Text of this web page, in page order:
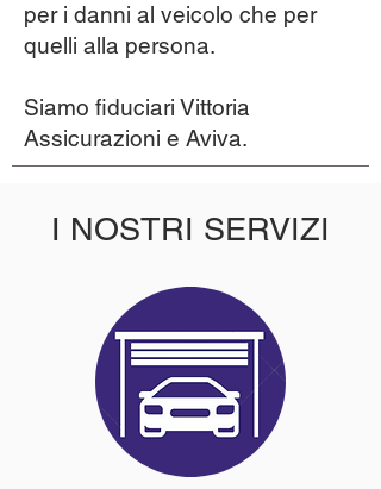
per i danni al veicolo che per
quelli alla persona.
Siamo fiduciari Vittoria
Assicurazioni e Aviva.
I NOSTRI SERVIZI